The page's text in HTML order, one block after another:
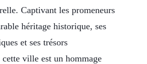
Captivant les promeneurs
héritage historique, ses
et ses trésors
cette ville est un hommage